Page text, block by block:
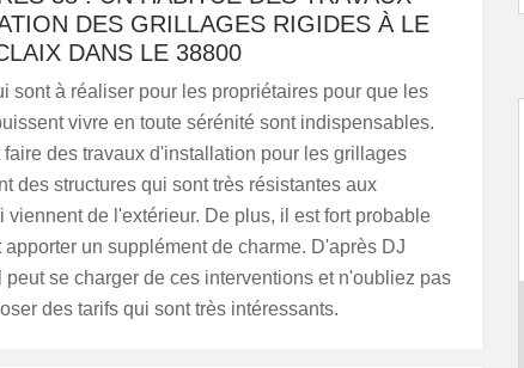
DES GRILLAGES RIGIDES À LE
DANS LE 38800
sont à réaliser pour les propriétaires pour que les
vivre en toute sérénité sont indispensables.
faire des travaux d'installation pour les grillages
des structures qui sont très résistantes aux
viennent de l'extérieur. De plus, il est fort probable
un supplément de charme. D'après DJ
peut se charger de ces interventions et n'oubliez pas
des tarifs qui sont très intéressants.